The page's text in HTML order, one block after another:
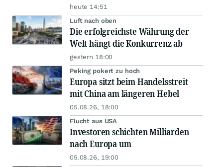
heute 14:51
Luft nach oben
Die erfolgreichste Währung der
Welt hängt die Konkurrenz ab
gestern 18:00
Peking pokert zu hoch
Europa sitzt beim Handelsstreit
mit China am längeren Hebel
05.08.26, 18:00
Flucht aus USA
Investoren schichten Milliarden
nach Europa um
05.08.26, 19:00